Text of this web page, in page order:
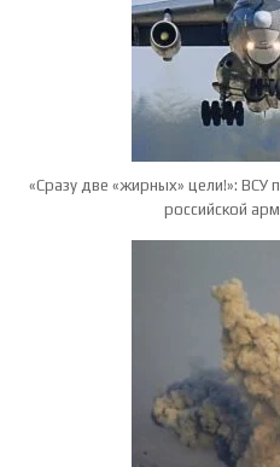
«Сразу две «жирных» цели!»: ВСУ
российской